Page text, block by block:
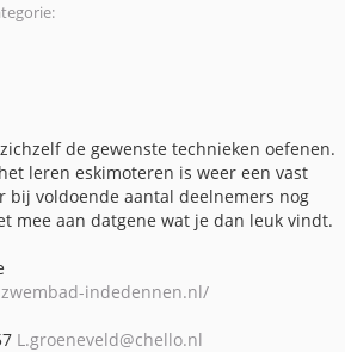
de gewenste technieken oefenen.
leren eskimoteren is weer een vast
bij voldoende aantal deelnemers nog
mee aan datgene wat je dan leuk vindt.
indedennen.nl/
L.groeneveld@chello.nl